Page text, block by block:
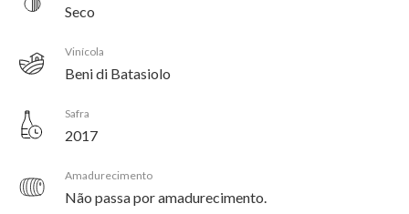
Seco
Vinícola
Beni di Batasiolo
Safra
2017
Amadurecimento
Não passa por amadurecimento.